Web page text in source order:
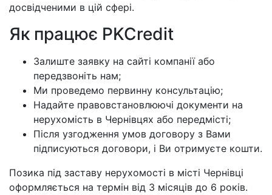
досвідченими в цій сфері.
Як працює PKCredit
Залиште заявку на сайті компанії або
передзвоніть нам;
Ми проведемо первинну консультацію;
Надайте правовстановлюючі документи на
нерухомість в Чернівцях або передмісті;
Після узгодження умов договору з Вами
підписуються договори, і Ви отримуєте кошти.
Позика під заставу нерухомості в місті Чернівці
оформляється на термін від 3 місяців до 6 років.